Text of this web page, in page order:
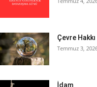
Çevre Hakkı
Temmuz 3,
İdam